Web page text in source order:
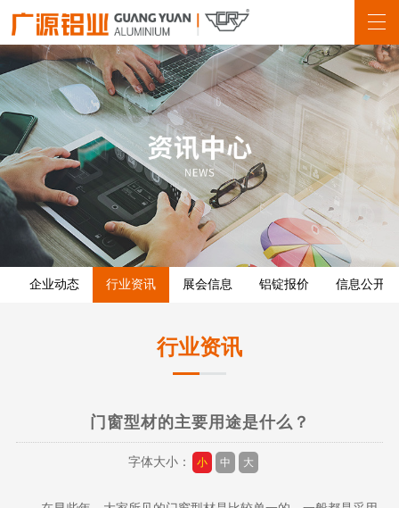
企业动态 行业资讯 展会信息 铝锭报价 信息公开
行业资讯
门窗型材的主要用途是什么？
字体大小： 小 中 大